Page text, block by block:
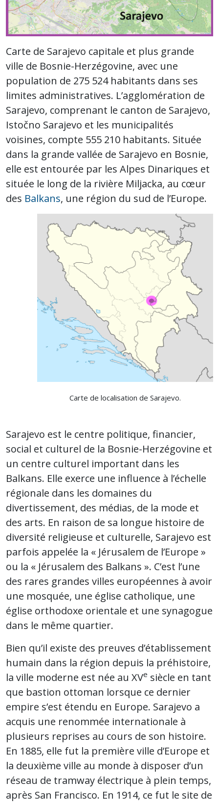
Carte de Sarajevo capitale et plus grande
ville de Bosnie-Herzégovine, avec une
population de 275 524 habitants dans ses
limites administratives. L’agglomération de
Sarajevo, comprenant le canton de Sarajevo,
Istočno Sarajevo et les municipalités
voisines, compte 555 210 habitants. Située
dans la grande vallée de Sarajevo en Bosnie,
elle est entourée par les Alpes Dinariques et
située le long de la rivière Miljacka, au cœur
des Balkans, une région du sud de l’Europe.
Carte de localisation de Sarajevo.
Sarajevo est le centre politique, financier,
social et culturel de la Bosnie-Herzégovine et
un centre culturel important dans les
Balkans. Elle exerce une influence à l’échelle
régionale dans les domaines du
divertissement, des médias, de la mode et
des arts. En raison de sa longue histoire de
diversité religieuse et culturelle, Sarajevo est
parfois appelée la « Jérusalem de l’Europe »
ou la « Jérusalem des Balkans ». C’est l’une
des rares grandes villes européennes à avoir
une mosquée, une église catholique, une
église orthodoxe orientale et une synagogue
dans le même quartier.
Bien qu’il existe des preuves d’établissement
humain dans la région depuis la préhistoire,
la ville moderne est née au XVe siècle en tant
que bastion ottoman lorsque ce dernier
empire s’est étendu en Europe. Sarajevo a
acquis une renommée internationale à
plusieurs reprises au cours de son histoire.
En 1885, elle fut la première ville d’Europe et
la deuxième ville au monde à disposer d’un
réseau de tramway électrique à plein temps,
après San Francisco. En 1914, ce fut le site de